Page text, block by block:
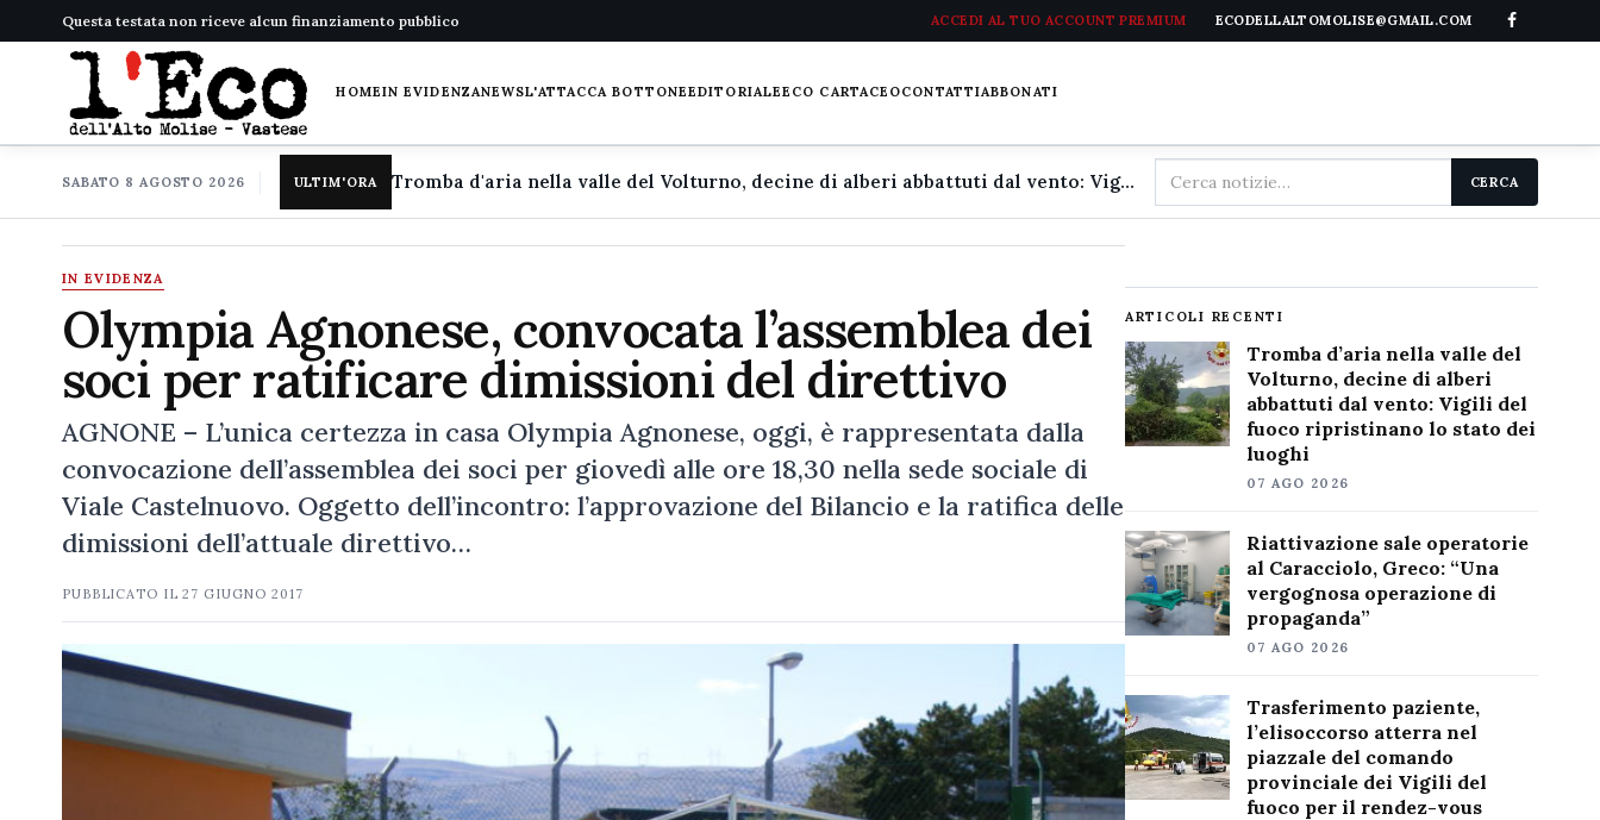
Questa testata non riceve alcun finanziamento pubblico ACCEDI AL TUO ACCOUNT PREMIUM ECODELLALTOMOLISE@GMAIL.COM
HOMEIN EVIDENZANEWSL'ATTACCA BOTTONEEDITORIALEECO CARTACEOCONTATTIABBONATI
SABATO 8 AGOSTO 2026 ULTIM'ORA Tromba d'aria nella valle del Volturno, decine di alberi abbattuti dal vento: Vigili del fuoco ripristinano lo stato dei luoghi
Cerca
nel
CERCA
IN EVIDENZA
Olympia Agnonese, convocata l’assemblea dei
soci per ratificare dimissioni del direttivo
AGNONE – L’unica certezza in casa Olympia Agnonese, oggi, è rappresentata dalla
convocazione dell’assemblea dei soci per giovedì alle ore 18,30 nella sede sociale di
Viale Castelnuovo. Oggetto dell’incontro: l’approvazione del Bilancio e la ratifica delle
dimissioni dell’attuale direttivo…
PUBBLICATO IL27 GIUGNO 2017
ARTICOLI RECENTI
Tromba d’aria nella valle del
Volturno, decine di alberi
abbattuti dal vento: Vigili del
fuoco ripristinano lo stato dei
luoghi
07 AGO 2026
Riattivazione sale operatorie
al Caracciolo, Greco: “Una
vergognosa operazione di
propaganda”
07 AGO 2026
Trasferimento paziente,
l’elisoccorso atterra nel
piazzale del comando
provinciale dei Vigili del
fuoco per il rendez-vous